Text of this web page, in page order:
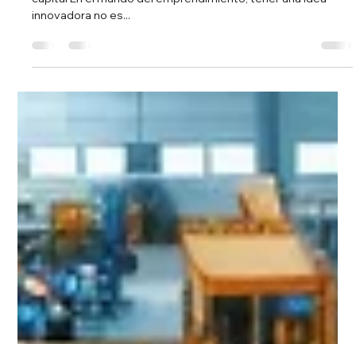
Andrés Ayala
23 ene 2025
3 min de lectura
Cómo Braxel Group Conectó a una
Startup con Inversores Estratégicos y
Aseguró su Crecimiento
El reto: una startup con gran potencial, pero sin acceso a